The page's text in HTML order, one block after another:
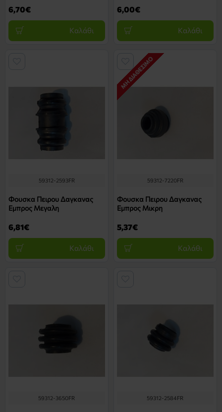
6,70€
Καλάθι
6,00€
Καλάθι
59312-2593FR
Φουσκα Πειρου Δαγκανας
Εμπρος Μεγαλη
6,81€
Καλάθι
ΜΗ ΔΙΑΘΈΣΙΜΟ
59312-7220FR
Φουσκα Πειρου Δαγκανας
Εμπρος Μικρη
5,37€
Καλάθι
59312-3650FR 59312-2584FR